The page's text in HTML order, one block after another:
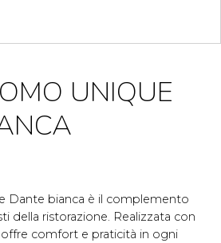
UNIQUE
Dante bianca è il complemento
della ristorazione. Realizzata con
offre comfort e praticità in ogni